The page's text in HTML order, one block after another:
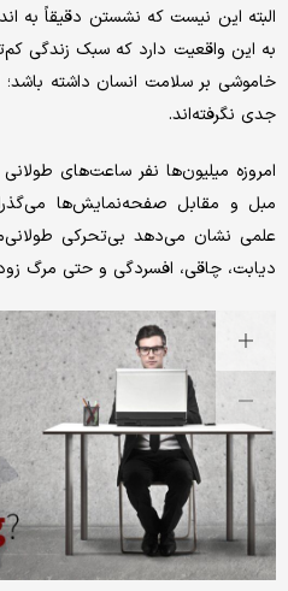
البته این نیست که نشستن دقیقاً به
به این واقعیت دارد که سبک زندگی
خاموشی بر سلامت انسان داشته باشد؛
جدی نگرفته‌اند.
امروزه میلیون‌ها نفر ساعت‌های
مبل و مقابل صفحه‌نمایش‌ها
علمی نشان می‌دهد بی‌تحرکی
دیابت، چاقی، افسردگی و حتی مرگ